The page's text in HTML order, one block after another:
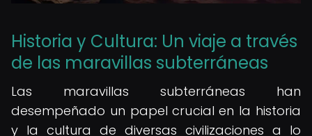
Historia y Cultura: Un viaje a través
de las maravillas subterráneas
Las maravillas subterráneas han
desempeñado un papel crucial en la historia
y la cultura de diversas civilizaciones a lo